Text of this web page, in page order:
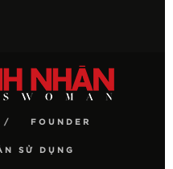
FOUNDER
SỬ DỤNG